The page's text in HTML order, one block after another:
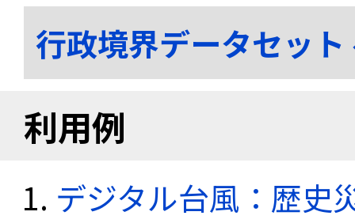
行政境界データセッ
利用例
デジタル台風：歴史